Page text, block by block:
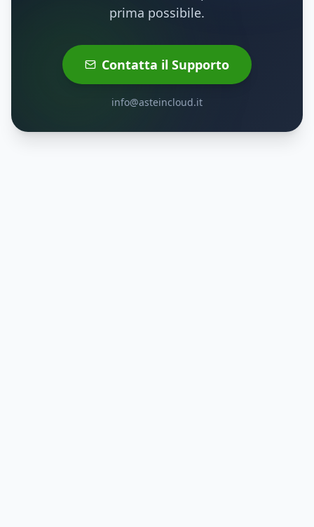
prima possibile.
Contatta il Supporto
info@asteincloud.it